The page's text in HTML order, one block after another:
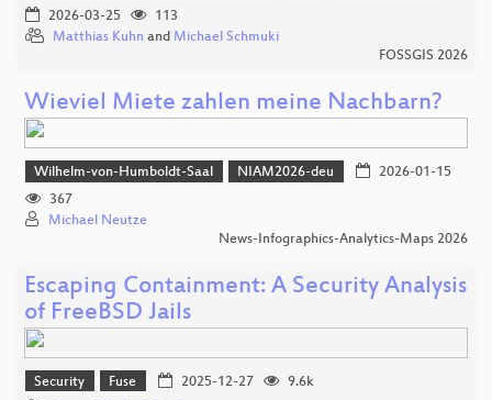
2026-03-25
113
Matthias Kuhn and Michael Schmuki
FOSSGIS 2026
Wieviel Miete zahlen meine Nachbarn?
Wilhelm-von-Humboldt-Saal NIAM2026-deu
2026-01-15
367
Michael Neutze
News-Infographics-Analytics-Maps 2026
Escaping Containment: A Security Analysis
of FreeBSD Jails
Security Fuse 2025-12-27
9.6k